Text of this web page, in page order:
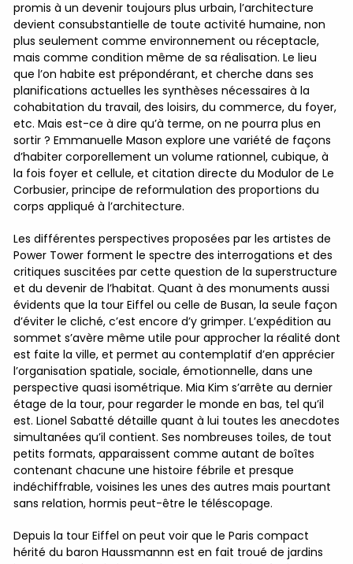
promis à un devenir toujours plus urbain, l’architecture
devient consubstantielle de toute activité humaine, non
plus seulement comme environnement ou réceptacle,
mais comme condition même de sa réalisation. Le lieu
que l’on habite est prépondérant, et cherche dans ses
planifications actuelles les synthèses nécessaires à la
cohabitation du travail, des loisirs, du commerce, du foyer,
etc. Mais est-ce à dire qu’à terme, on ne pourra plus en
sortir ? Emmanuelle Mason explore une variété de façons
d’habiter corporellement un volume rationnel, cubique, à
la fois foyer et cellule, et citation directe du Modulor de Le
Corbusier, principe de reformulation des proportions du
corps appliqué à l’architecture.
Les différentes perspectives proposées par les artistes de
Power Tower forment le spectre des interrogations et des
critiques suscitées par cette question de la superstructure
et du devenir de l’habitat. Quant à des monuments aussi
évidents que la tour Eiffel ou celle de Busan, la seule façon
d’éviter le cliché, c’est encore d’y grimper. L’expédition au
sommet s’avère même utile pour approcher la réalité dont
est faite la ville, et permet au contemplatif d’en apprécier
l’organisation spatiale, sociale, émotionnelle, dans une
perspective quasi isométrique. Mia Kim s’arrête au dernier
étage de la tour, pour regarder le monde en bas, tel qu’il
est. Lionel Sabatté détaille quant à lui toutes les anecdotes
simultanées qu’il contient. Ses nombreuses toiles, de tout
petits formats, apparaissent comme autant de boîtes
contenant chacune une histoire fébrile et presque
indéchiffrable, voisines les unes des autres mais pourtant
sans relation, hormis peut-être le téléscopage.
Depuis la tour Eiffel on peut voir que le Paris compact
hérité du baron Haussmannn est en fait troué de jardins